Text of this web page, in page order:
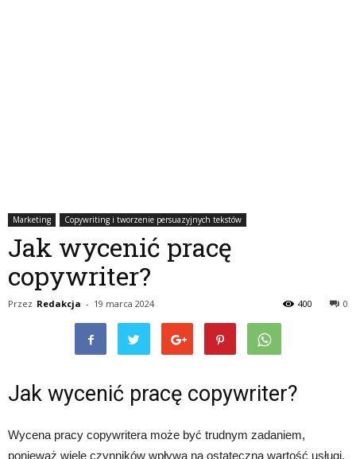
Marketing Copywriting i tworzenie persuazyjnych tekstów
Jak wycenić pracę
copywriter?
Przez Redakcja - 19 marca 2024 0
400
Jak wycenić pracę copywriter?
Wycena pracy copywritera może być trudnym zadaniem,
ponieważ wiele czynników wpływa na ostateczną wartość usługi.